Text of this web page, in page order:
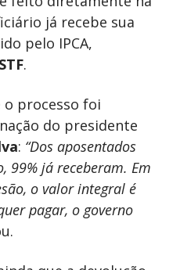
já recebe sua
pelo IPCA,
STF.
o processo foi
do presidente
: “Dos aposentados
99% já receberam. Em
o valor integral é
pagar, o governo